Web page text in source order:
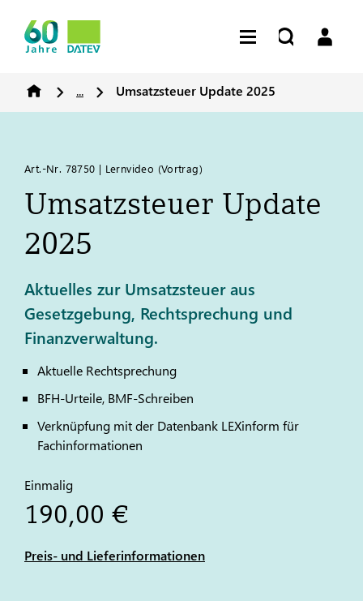
... Umsatzsteuer Update 2025
Art.-Nr. 78750 | Lernvideo (Vortrag)
Umsatzsteuer Update
2025
Aktuelles zur Umsatzsteuer aus
Gesetzgebung, Rechtsprechung und
Finanzverwaltung.
Aktuelle Rechtsprechung
BFH-Urteile, BMF-Schreiben
Verknüpfung mit der Datenbank LEXinform für
Fachinformationen
Einmalig
190,00 €
Preis- und Lieferinformationen